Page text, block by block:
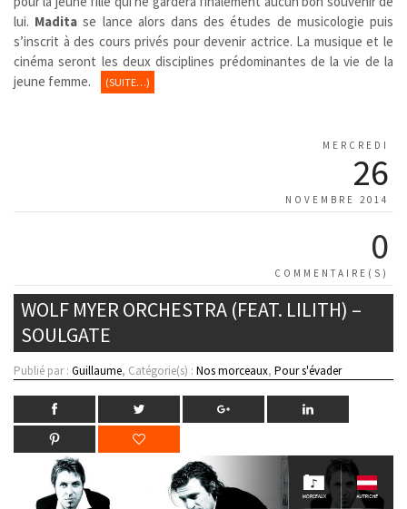
lui. Madita se lance alors dans des études de musicologie puis
s’inscrit à des cours privés pour devenir actrice. La musique et le
cinéma seront les deux disciplines prédominantes de la vie de la
jeune femme.
(SUITE…)
MERCREDI
26
NOVEMBRE 2014
0
COMMENTAIRE(S)
WOLF MYER ORCHESTRA (FEAT. LILITH) –
SOULGATE
Publié par : Guillaume, Catégorie(s) : Nos morceaux, Pour s'évader